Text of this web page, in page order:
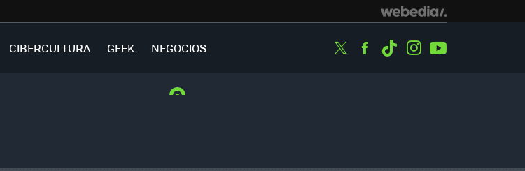
CIBERCULTURA GEEK NEGOCIOS TwitterFacebook
TiktokInstagram